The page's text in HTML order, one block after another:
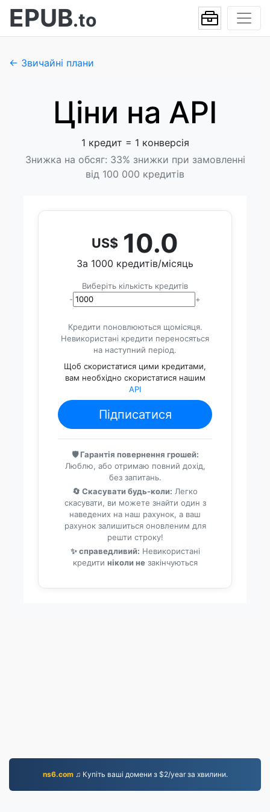
EPUB.to
← Звичайні плани
Ціни на API
1 кредит = 1 конверсія
Знижка на обсяг: 33% знижки при замовленні
від 100 000 кредитів
US$ 10.0
За 1000 кредитів/місяць
Виберіть кількість кредитів
-
+
Кредити поновлюються щомісяця.
Невикористані кредити переносяться
на наступний період.
Щоб скористатися цими кредитами,
вам необхідно скористатися нашим
API
Підписатися
🛡️ Гарантія повернення грошей:
Люблю, або отримаю повний дохід,
без запитань.
🔄 Скасувати будь-коли: Легко
скасувати, ви можете знайти один з
наведених на наш рахунок, а ваш
рахунок залишиться оновленим для
решти строку!
✨ справедливий: Невикористані
кредити ніколи незакінчуються
ns6.com♫ Купіть ваші домени з $2/year за хвилини.